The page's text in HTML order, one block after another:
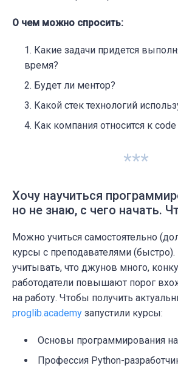
О чем можно спросить:
Какие задачи придется
время?
Будет ли ментор?
Какой стек технологий
Как компания относится к
***
Хочу научиться
но не знаю, с чего начать.
Можно учиться самостоятельно
курсы с преподавателями
учитывать, что джунов много,
работодатели повышают порог
на работу. Чтобы получить
proglib.academy запустили курсы:
Основы программирования на
Профессия Python-